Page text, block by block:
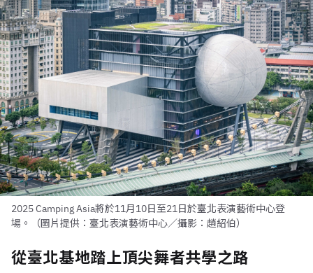
2025 Camping Asia將於11月10日至21日於臺北表演藝術中心登
場。（圖片提供：臺北表演藝術中心／攝影：趙紹伯）
從臺北基地踏上頂尖舞者共學之路